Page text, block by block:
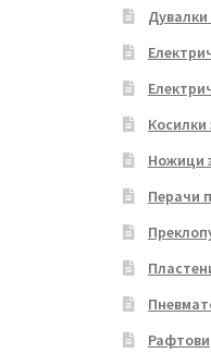
Дувалки
Косилки
Ножици
Перачи
Рафтови